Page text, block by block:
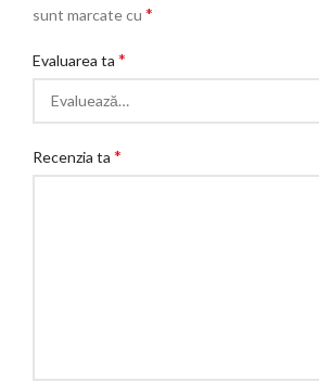
sunt marcate cu *
Evaluarea ta *
Recenzia ta *